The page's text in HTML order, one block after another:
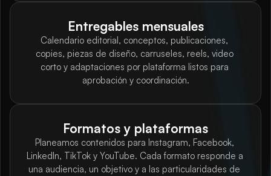
Entregables mensuales
Calendario editorial, conceptos, publicaciones,
copies, piezas de diseño, carruseles, reels, video
corto y adaptaciones por plataforma listos para
aprobación y coordinación.
Formatos y plataformas
Planeamos contenidos para Instagram, Facebook,
LinkedIn, TikTok y YouTube. Cada formato responde a
una audiencia, un objetivo y a las particularidades de